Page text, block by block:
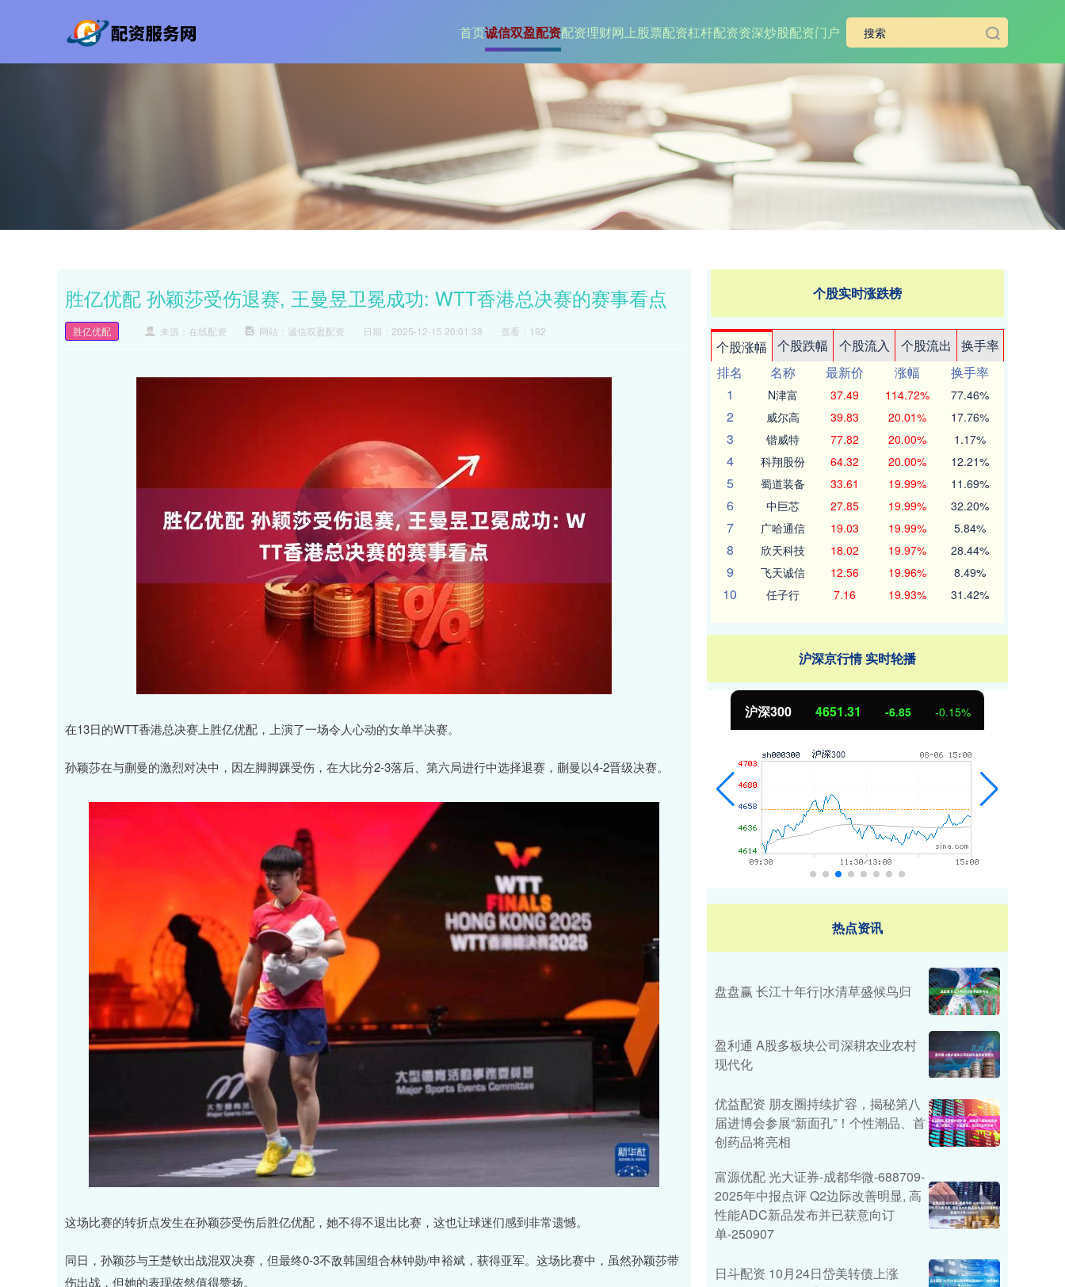
首页诚信双盈配资配资理财网上股票配资杠杆配资资深炒股配资门户
胜亿优配 孙颖莎受伤退赛, 王曼昱卫冕成功: WTT香港总决赛的赛事看点
胜亿优配 来源：在线配资 网站：诚信双盈配资 日期：2025-12-15 20:01:38 查看：192
在13日的WTT香港总决赛上胜亿优配，上演了一场令人心动的女单半决赛。
孙颖莎在与蒯曼的激烈对决中，因左脚脚踝受伤，在大比分2-3落后、第六局进行中选择退赛，蒯曼以4-2晋级决赛。
这场比赛的转折点发生在孙颖莎受伤后胜亿优配，她不得不退出比赛，这也让球迷们感到非常遗憾。
同日，孙颖莎与王楚钦出战混双决赛，但最终0-3不敌韩国组合林钟勋/申裕斌，获得亚军。这场比赛中，虽然孙颖莎带
伤出战，但她的表现依然值得赞扬。
个股实时涨跌榜
个股涨幅 个股跌幅 个股流入 个股流出
换手率
排名
名称 最新价 涨幅
换手率
1
N津富 37.49 114.72% 77.46%
2 威尔高 39.83 20.01% 17.76%
3 锴威特 77.82 20.00% 1.17%
4 科翔股份 64.32 20.00% 12.21%
5 蜀道装备 33.61 19.99% 11.69%
6 中巨芯 27.85 19.99% 32.20%
7 广哈通信 19.03 19.99% 5.84%
8 欣天科技 18.02 19.97% 28.44%
9 飞天诚信 12.56 19.96% 8.49%
10 任子行 7.16 19.93% 31.42%
沪深京行情 实时轮播
北证50 1122.88 3.42 0.30%
热点资讯
盘盘赢 长江十年行|水清草盛候鸟归
盈利通 A股多板块公司深耕农业农村
现代化
优益配资 朋友圈持续扩容，揭秘第八
届进博会参展“新面孔”！个性潮品、首
创药品将亮相
富源优配 光大证券-成都华微-688709-
2025年中报点评 Q2边际改善明显, 高
性能ADC新品发布并已获意向订
单-250907
日斗配资 10月24日岱美转债上涨